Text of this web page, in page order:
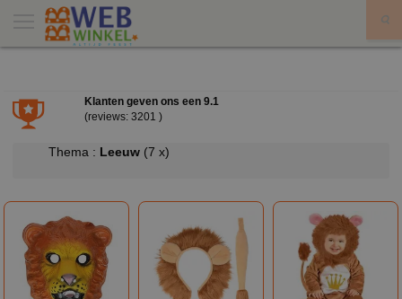
Klanten geven ons een 9.1
(reviews: 3201 )
Thema : Leeuw (7 x)